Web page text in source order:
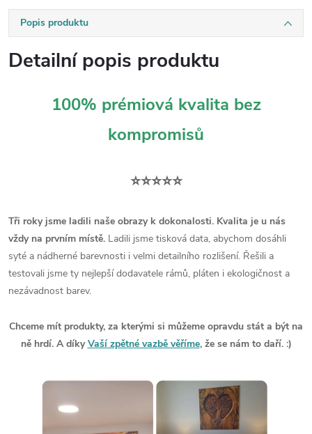
Popis produktu
Detailní popis produktu
100% prémiová kvalita bez
kompromisů
⭐⭐⭐⭐⭐
Tři roky jsme ladili naše obrazy k dokonalosti. Kvalita je u nás
vždy na prvním místě. Ladili jsme tisková data, abychom dosáhli
syté a nádherné barevnosti i velmi detailního rozlišení. Řešili a
testovali jsme ty nejlepší dodavatele rámů, pláten i ekologičnost a
nezávadnost barev.
Chceme mít produkty, za kterými si můžeme opravdu stát a být na
ně hrdí. A díkyVaší zpětné vazbě věříme, že se nám to daří. :)